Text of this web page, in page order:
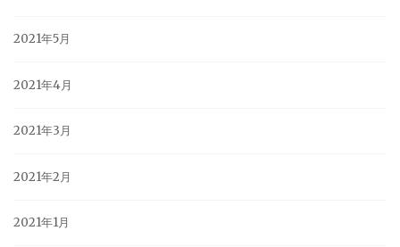
2021年5月
2021年4月
2021年3月
2021年2月
2021年1月